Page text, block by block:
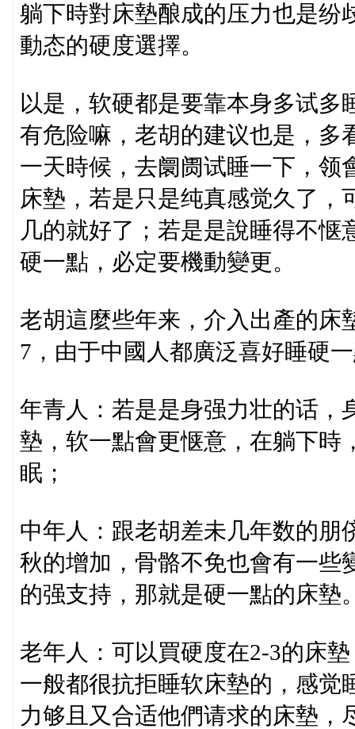
躺下時對床墊酿成的压力也是纷
動态的硬度選擇。
以是，软硬都是要靠本身多试
有危险嘛，老胡的建议也是，多
一天時候，去阛阓试睡一下，领
床墊，若是只是纯真感觉久了，
几的就好了；若是是說睡得不
硬一點，必定要機動變更。
老胡這麼些年来，介入出產的床
7，由于中國人都廣泛喜好睡硬
年青人：若是是身强力壮的话，
墊，软一點會更惬意，在躺下時
眠；
中年人：跟老胡差未几年数的朋
秋的增加，骨骼不免也會有一些
的强支持，那就是硬一點的床墊
老年人：可以買硬度在2-3的床
一般都很抗拒睡软床墊的，感觉
力够且又合适他們请求的床墊，